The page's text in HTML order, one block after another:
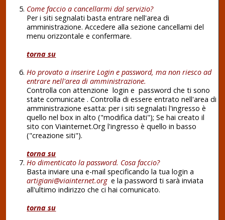
Come faccio a cancellarmi dal servizio?
Per i siti segnalati basta entrare nell'area di
amministrazione. Accedere alla sezione cancellami del
menu orizzontale e confermare.
torna su
Ho provato a inserire Login e password, ma non riesco ad
entrare nell'area di amministrazione.
Controlla con attenzione login e password che ti sono
state comunicate . Controlla di essere entrato nell'area di
amministrazione esatta: per i siti segnalati l'ingresso è
quello nel box in alto ("modifica dati"); Se hai creato il
sito con Viainternet.Org l'ingresso è quello in basso
("creazione siti").
torna su
Ho dimenticato la password. Cosa faccio?
Basta inviare una e-mail specificando la tua login a
artigiani@viainternet.orge la password ti sarà inviata
all'ultimo indirizzo che ci hai comunicato.
torna su